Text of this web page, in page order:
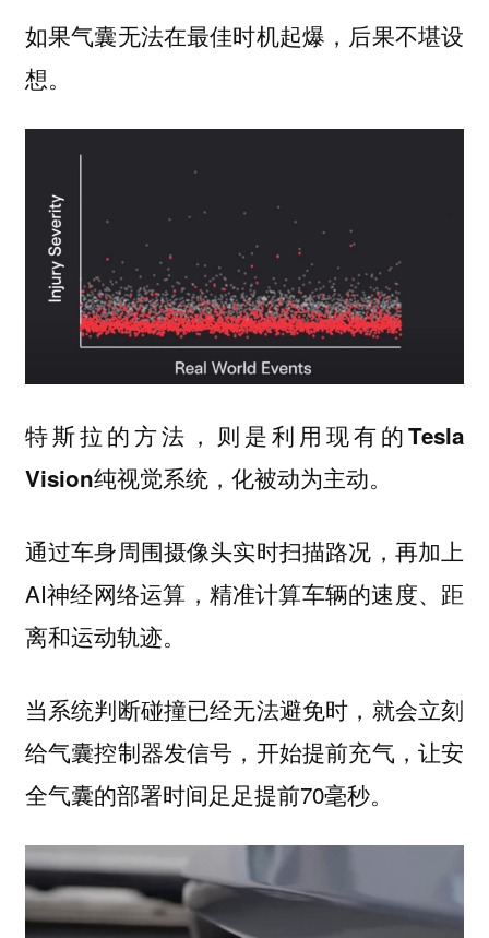
如果气囊无法在最佳时机起爆，后果不堪设
想。
特斯拉的方法，则是利用现有的Tesla
Vision纯视觉系统，化被动为主动。
通过车身周围摄像头实时扫描路况，再加上
AI神经网络运算，精准计算车辆的速度、距
离和运动轨迹。
当系统判断碰撞已经无法避免时，就会立刻
给气囊控制器发信号，开始提前充气，让安
全气囊的部署时间足足提前70毫秒。